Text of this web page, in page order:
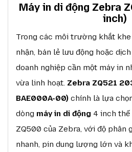
Máy in di động Zebra
inch)
Trong các môi trường khắt khe
nhận, bán lẻ lưu động hoặc
doanh nghiệp cần một máy in
vừa linh hoạt. Zebra ZQ521
BAE000A-00) chính là lựa
dòng máy in di động 4 inch thế
ZQ500 của Zebra, với độ phân
nhanh, pin dung lượng lớn và